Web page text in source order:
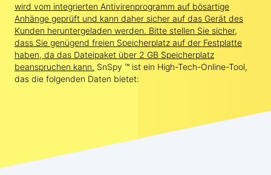
wird vom integrierten Antivirenprogramm auf bösartige
Anhänge geprüft und kann daher sicher auf das Gerät des
Kunden heruntergeladen werden. Bitte stellen Sie sicher,
dass Sie genügend freien Speicherplatz auf der Festplatte
haben, da das Dateipaket über 2 GB Speicherplatz
beanspruchen kann. SnSpy ™ ist ein High-Tech-Online-Tool,
das die folgenden Daten bietet: